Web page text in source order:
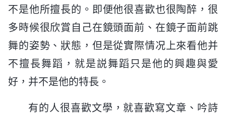
不是他所擅長的。即便他很喜歡也很陶醉，很
多時候很欣賞自己在鏡頭面前、在鏡子面前跳
舞的姿勢、狀態，但是從實際情况上來看他并
不擅長舞蹈，就是説舞蹈只是他的興趣與愛
好，并不是他的特長。
有的人很喜歡文學，就喜歡寫文章、吟詩